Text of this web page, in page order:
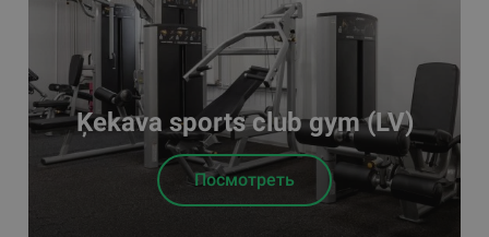
Ķekava sports club gym (LV)
Посмотреть